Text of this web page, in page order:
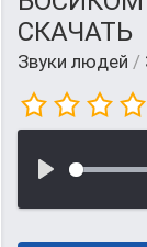
СКАЧАТЬ
Звуки людей /